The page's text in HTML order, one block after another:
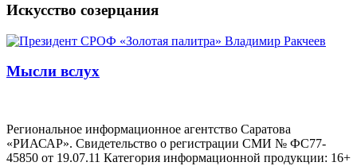
Искусство созерцания
Мысли вслух
Региональное информационное агентство Саратова
«РИАСАР». Свидетельство о регистрации СМИ № ФС77-
45850 от 19.07.11 Категория информационной продукции: 16+